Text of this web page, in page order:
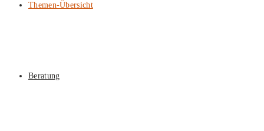
Themen-Übersicht
Beratung